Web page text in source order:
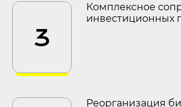
3
Комплексное
инвестиционных
Реорганизация